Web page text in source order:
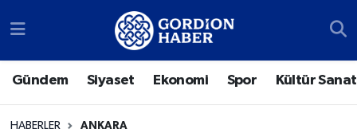
Gündem Siyaset Ekonomi Spor Kültür Sanat
HABERLER ANKARA
Sosyal Medya Hesaplarımız
Ankara Nöbetçi Eczaneler